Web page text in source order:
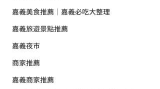
嘉義美食推薦｜嘉義必吃大整理
嘉義旅遊景點推薦
嘉義夜市
商家推薦
嘉義商家推薦